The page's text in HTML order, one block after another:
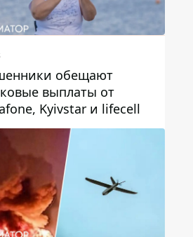
обещают
выплаты от
Kyivstar и lifecell